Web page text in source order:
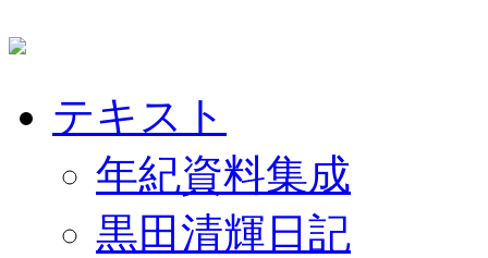
テキスト
年紀資料集成
黒田清輝日記